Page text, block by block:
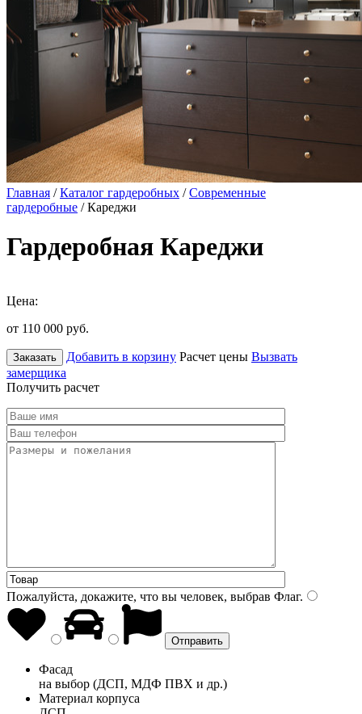
Главная /Каталог гардеробных /Современные
гардеробные / Кареджи
Гардеробная Кареджи
Цена:
от 110 000 руб.
Заказать Добавить в корзину Расчет цены Вызвать
замерщика
Получить расчет
Пожалуйста, докажите, что вы человек, выбрав Флаг.
Фасад
на выбор (ДСП, МДФ ПВХ и др.)
Материал корпуса